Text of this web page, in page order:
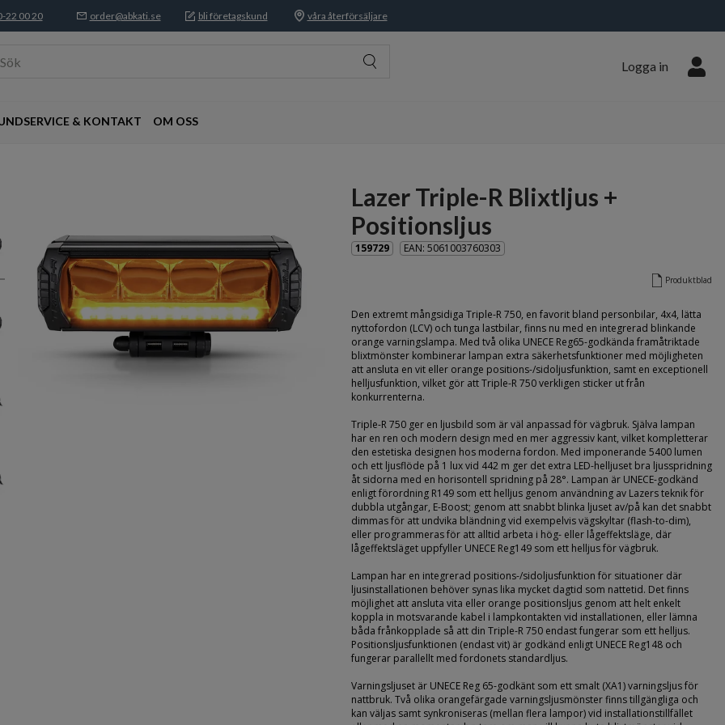
22 00 20 order@abkati.se bli företagskund våra återförsäljare
Sök Logga in
& KONTAKT OM OSS
Lazer Triple-R Blixtljus +
Positionsljus
159729 EAN: 5061003760303
Produktblad
Den extremt mångsidiga Triple-R 750, en favorit bland personbilar, 4x4, lätta
nyttofordon (LCV) och tunga lastbilar, finns nu med en integrerad blinkande
orange varningslampa. Med två olika UNECE Reg65-godkända framåtriktade
blixtmönster kombinerar lampan extra säkerhetsfunktioner med möjligheten
att ansluta en vit eller orange positions-/sidoljusfunktion, samt en exceptionell
helljusfunktion, vilket gör att Triple-R 750 verkligen sticker ut från
konkurrenterna.
Triple-R 750 ger en ljusbild som är väl anpassad för vägbruk. Själva lampan
har en ren och modern design med en mer aggressiv kant, vilket kompletterar
den estetiska designen hos moderna fordon. Med imponerande 5400 lumen
och ett ljusflöde på 1 lux vid 442 m ger det extra LED-helljuset bra ljusspridning
åt sidorna med en horisontell spridning på 28°. Lampan är UNECE-godkänd
enligt förordning R149 som ett helljus genom användning av Lazers teknik för
dubbla utgångar, E-Boost; genom att snabbt blinka ljuset av/på kan det snabbt
dimmas för att undvika bländning vid exempelvis vägskyltar (flash-to-dim),
eller programmeras för att alltid arbeta i hög- eller lågeffektsläge, där
lågeffektsläget uppfyller UNECE Reg149 som ett helljus för vägbruk.
Lampan har en integrerad positions-/sidoljusfunktion för situationer där
ljusinstallationen behöver synas lika mycket dagtid som nattetid. Det finns
möjlighet att ansluta vita eller orange positionsljus genom att helt enkelt
koppla in motsvarande kabel i lampkontakten vid installationen, eller lämna
båda frånkopplade så att din Triple-R 750 endast fungerar som ett helljus.
Positionsljusfunktionen (endast vit) är godkänd enligt UNECE Reg148 och
fungerar parallellt med fordonets standardljus.
Varningsljuset är UNECE Reg 65-godkänt som ett smalt (XA1) varningsljus för
nattbruk. Två olika orangefärgade varningsljusmönster finns tillgängliga och
kan väljas samt synkroniseras (mellan flera lampor) vid installationstillfället